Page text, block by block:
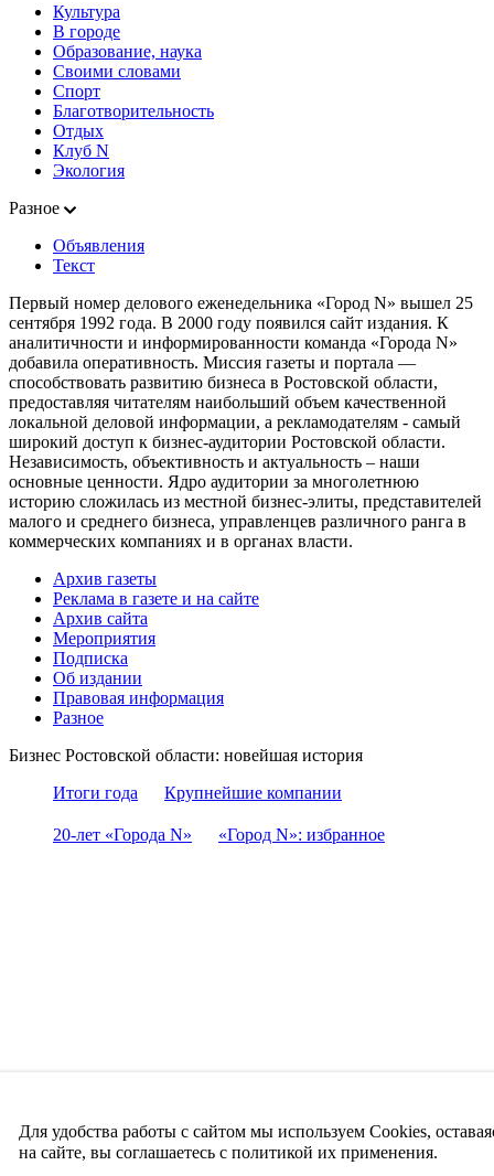
Культура
В городе
Образование, наука
Своими словами
Спорт
Благотворительность
Отдых
Клуб N
Экология
Разное
Объявления
Текст
Первый номер делового еженедельника «Город N» вышел 25
сентября 1992 года. В 2000 году появился сайт издания. К
аналитичности и информированности команда «Города N»
добавила оперативность. Миссия газеты и портала —
способствовать развитию бизнеса в Ростовской области,
предоставляя читателям наибольший объем качественной
локальной деловой информации, а рекламодателям - самый
широкий доступ к бизнес-аудитории Ростовской области.
Независимость, объективность и актуальность – наши
основные ценности. Ядро аудитории за многолетнюю
историю сложилась из местной бизнес-элиты, представителей
малого и среднего бизнеса, управленцев различного ранга в
коммерческих компаниях и в органах власти.
Архив газеты
Реклама в газете и на сайте
Архив сайта
Мероприятия
Подписка
Об издании
Правовая информация
Разное
Бизнес Ростовской области: новейшая история
Итоги года
Крупнейшие компании
20-лет «Города N» «Город N»: избранное
Для удобства работы с сайтом мы используем Cookies,
на сайте, вы соглашаетесь с политикой их применения.